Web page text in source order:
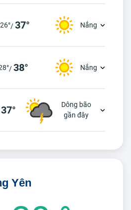
26°/37° Nắng
/38° Nắng
37°
Dông bão
gần đây
Yên